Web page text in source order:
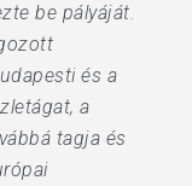
be pályáját.
és a
a
tagja és